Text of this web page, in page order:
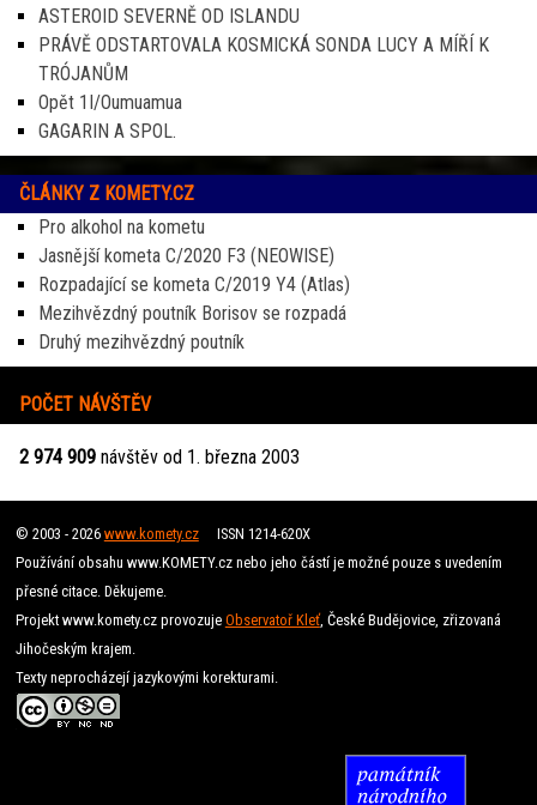
ASTEROID SEVERNĚ OD ISLANDU
PRÁVĚ ODSTARTOVALA KOSMICKÁ SONDA LUCY A MÍŘÍ K
TRÓJANŮM
Opět 1I/Oumuamua
GAGARIN A SPOL.
ČLÁNKY Z KOMETY.CZ
Pro alkohol na kometu
Jasnější kometa C/2020 F3 (NEOWISE)
Rozpadající se kometa C/2019 Y4 (Atlas)
Mezihvězdný poutník Borisov se rozpadá
Druhý mezihvězdný poutník
POČET NÁVŠTĚV
2 974 909 návštěv od 1. března 2003
© 2003 - 2026 www.komety.czISSN 1214-620X
Používání obsahu www.KOMETY.cz nebo jeho částí je možné pouze s uvedením
přesné citace. Děkujeme.
Projekt www.komety.cz provozuje Observatoř Kleť, České Budějovice, zřizovaná
Jihočeským krajem.
Texty neprocházejí jazykovými korekturami.